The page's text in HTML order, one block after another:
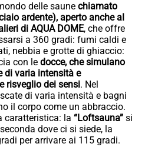
delle saune chiamato
ardente), aperto anche al
di AQUA DOME, che offre
a 360 gradi: fumi caldi e
nebbia e grotte di ghiaccio:
con le docce, che simulano
di varia intensità e
risveglio dei sensi. Nel
di varia intensità e bagni
il corpo come un abbraccio.
caratteristica: la “Loftsauna” si
dove ci si siede, la
per arrivare ai 115 gradi.